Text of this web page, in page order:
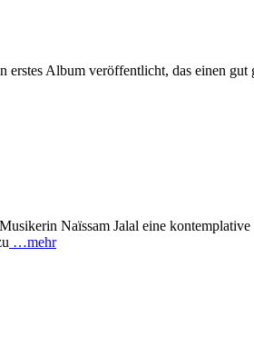
Album veröffentlicht, das einen
Naïssam Jalal eine
…mehr